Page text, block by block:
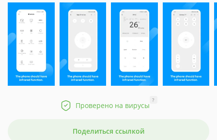
Проверено на вирусы
?
Поделиться ссылкой